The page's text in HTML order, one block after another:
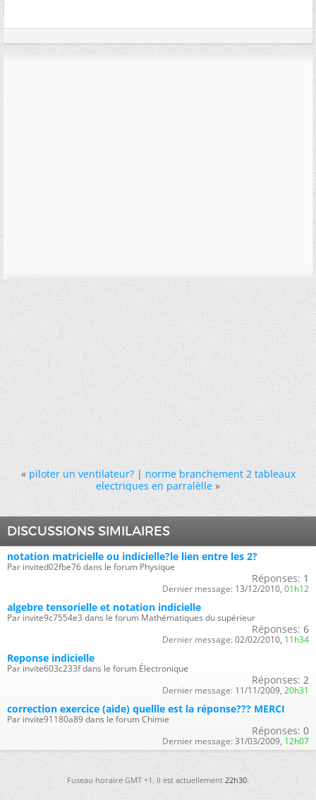
« piloter un ventilateur?|norme branchement 2 tableaux
electriques en parralèlle »
DISCUSSIONS SIMILAIRES
notation matricielle ou indicielle?le lien entre les 2?
Par invited02fbe76 dans le forum Physique
Réponses: 1
Dernier message: 13/12/2010, 01h12
algebre tensorielle et notation indicielle
Par invite9c7554e3 dans le forum Mathématiques du supérieur
Réponses: 6
Dernier message: 02/02/2010, 11h34
Reponse indicielle
Par invite603c233f dans le forum Électronique
Réponses: 2
Dernier message: 11/11/2009, 20h31
correction exercice (aide) quellle est la réponse??? MERCI
Par invite91180a89 dans le forum Chimie
Réponses: 0
Dernier message: 31/03/2009, 12h07
Fuseau horaire GMT +1. Il est actuellement22h30.